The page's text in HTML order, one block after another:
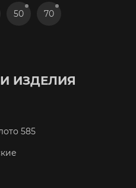
50 70
ИЗДЕЛИЯ
585